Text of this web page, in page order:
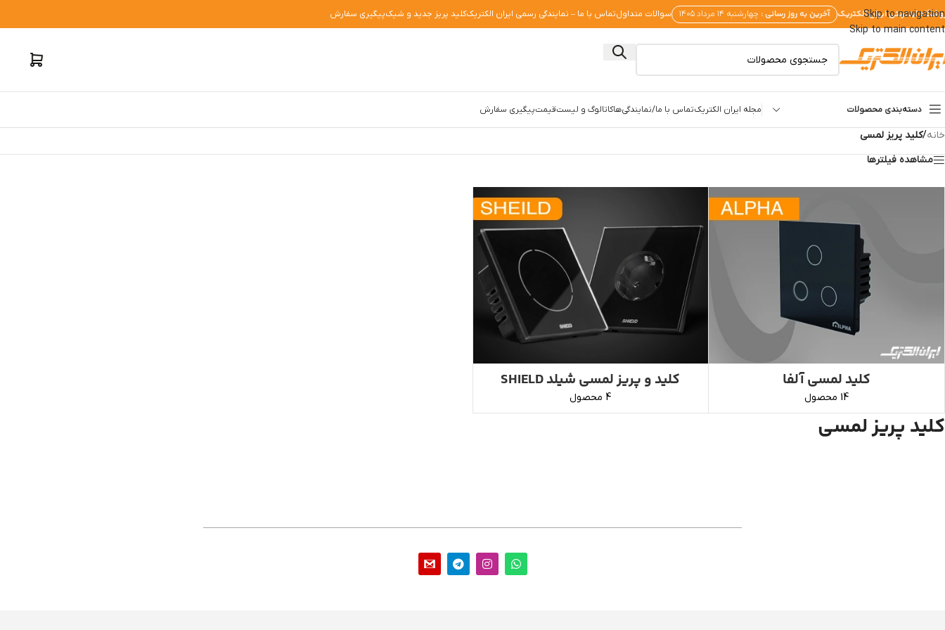
Skip to navigation
Skip to main content
اینترنتی ایران الکتریک آخرین به روز رسانی : چهارشنبه ۱۴ مرداد ۱۴۰۵ سوالات متداولتماس با ما – نمایندگی رسمی ایران الکتریککلید پریز جدید و شیکپیگیری سفارش
دسته‌بندی محصولات مجله ایران الکتریکتماس با ما/نمایندگی‌هاکاتالوگ و لیست‌قیمتپیگیری سفارش
خانه/کلید پریز لمسی
مشاهده فیلترها
کلید لمسی آلفا
14 محصول
کلید و پریز لمسی شیلد SHIELD
4 محصول
کلید پریز لمسی